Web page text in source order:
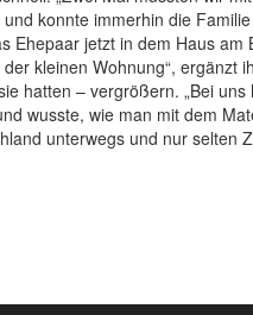
konnte immerhin die
jetzt in dem Haus
kleinen Wohnung“,
hatten – vergrößern. „Bei
wusste, wie man mit dem
unterwegs und nur selten